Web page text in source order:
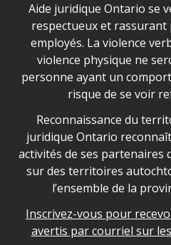
Déclaration sur la
Aide juridique Ontario se
respectueux et rassurant
employés. La violence
violence physique ne
personne ayant un
risque de se voir
Legal Aid Ontario land
Reconnaissance du
juridique Ontario
activités de ses partenaires
sur des territoires
l’ensemble de la
Inscrivez-vous pour
avertis par courriel sur